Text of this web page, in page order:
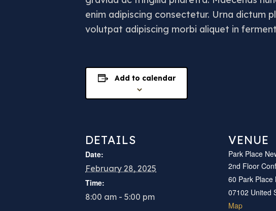
enim adipiscing consectetur. Urna dictum
volutpat adipiscing morbi aliquet in
Add to calendar
DETAILS
Date:
February 28, 2025
Time:
8:00 am - 5:00 pm
VENUE
Park Place
2nd Floor
60 Park Place
07102 United
Map